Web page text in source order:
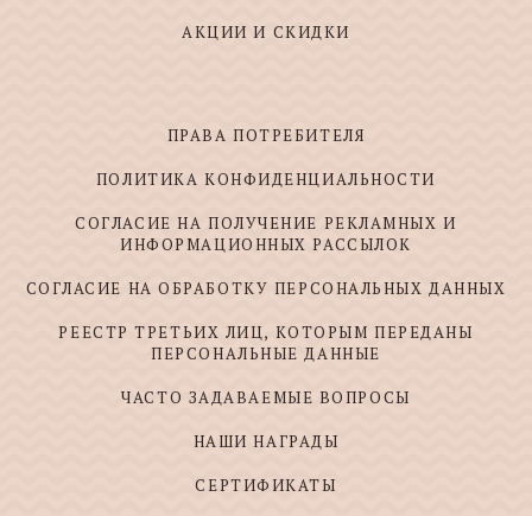
АКЦИИ И СКИДКИ
ПРАВА ПОТРЕБИТЕЛЯ
ПОЛИТИКА КОНФИДЕНЦИАЛЬНОСТИ
СОГЛАСИЕ НА ПОЛУЧЕНИЕ РЕКЛАМНЫХ И
ИНФОРМАЦИОННЫХ РАССЫЛОК
СОГЛАСИЕ НА ОБРАБОТКУ ПЕРСОНАЛЬНЫХ ДАННЫХ
РЕЕСТР ТРЕТЬИХ ЛИЦ, КОТОРЫМ ПЕРЕДАНЫ
ПЕРСОНАЛЬНЫЕ ДАННЫЕ
ЧАСТО ЗАДАВАЕМЫЕ ВОПРОСЫ
НАШИ НАГРАДЫ
СЕРТИФИКАТЫ